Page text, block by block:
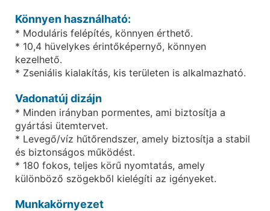
Könnyen használható:
* Moduláris felépítés, könnyen érthető.
* 10,4 hüvelykes érintőképernyő, könnyen
kezelhető.
* Zseniális kialakítás, kis területen is alkalmazható.
Vadonatúj dizájn
* Minden irányban pormentes, ami biztosítja a
gyártási ütemtervet.
* Levegő/víz hűtőrendszer, amely biztosítja a stabil
és biztonságos működést.
* 180 fokos, teljes körű nyomtatás, amely
különböző szögekből kielégíti az igényeket.
Munkakörnyezet